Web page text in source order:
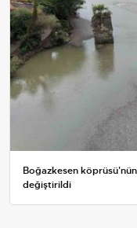
Boğazkesen
değiştirildi